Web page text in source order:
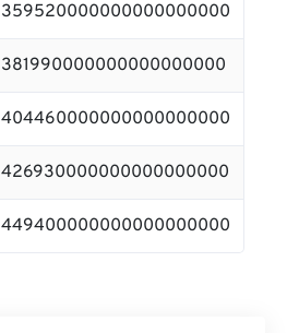
359520000000000000000
381990000000000000000
404460000000000000000
426930000000000000000
449400000000000000000